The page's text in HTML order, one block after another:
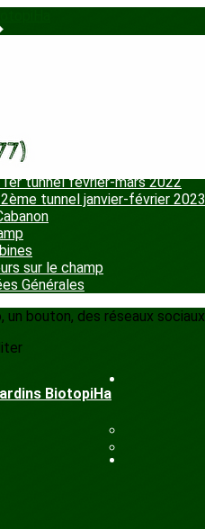
petits fruits
tunnel février-mars 2022
tunnel janvier-février 2023
sur le champ
Générales
un bouton, des réseaux sociaux